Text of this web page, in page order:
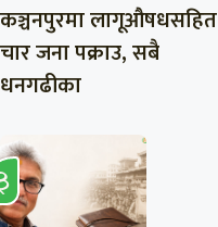
कञ्चनपुरमा लागूऔषधसहित
चार जना पक्राउ, सबै
धनगढीका